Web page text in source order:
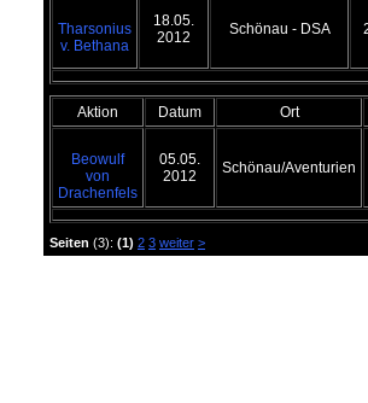
Tharsonius
v. Bethana
18.05.
2012
Schönau - DSA
Aktion Datum Ort
Beowulf
von
Drachenfels
05.05.
2012
Schönau/Aventurien
Seiten (3): (1) 2 3 weiter >